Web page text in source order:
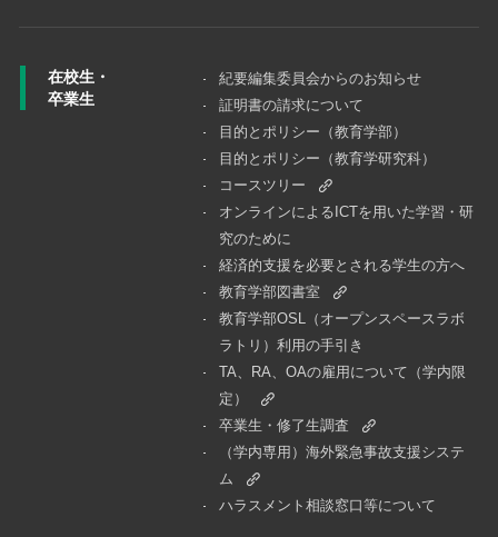
在校生・
卒業生
紀要編集委員会からのお知らせ
証明書の請求について
目的とポリシー（教育学部）
目的とポリシー（教育学研究科）
コースツリー
オンラインによるICTを用いた学習・研
究のために
経済的支援を必要とされる学生の方へ
教育学部図書室
教育学部OSL（オープンスペースラボ
ラトリ）利用の手引き
TA、RA、OAの雇用について（学内限
定）
卒業生・修了生調査
（学内専用）海外緊急事故支援システ
ム
ハラスメント相談窓口等について